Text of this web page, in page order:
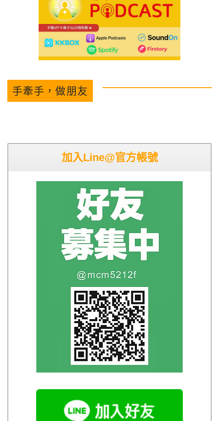
手牽手，做朋友
加入Line@官方帳號